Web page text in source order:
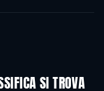
SI TROVA